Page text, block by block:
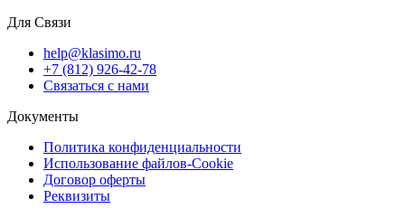
Для Связи
help@klasimo.ru
+7 (812) 926-42-78
Связаться с нами
Документы
Политика конфиденциальности
Использование файлов-Cookie
Договор оферты
Реквизиты